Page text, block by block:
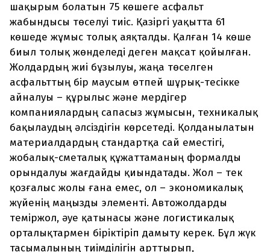
шақырым болатын 75 көшеге асфальт
жабындысы төселуі тиіс. Қазіргі уақытта 61
көшеде жұмыс толық аяқталды. Қалған 14 көше
биыл толық жөнделеді деген мақсат қойылған.
Жолдардың жиі бұзылуы, жаңа төселген
асфальттың бір маусым өтпей шұрық-тесікке
айналуы – құрылыс және мердігер
компаниялардың сапасыз жұмысын, техникалық
бақылаудың әлсіздігін көрсетеді. Қолданылатын
материалдардың стандартқа сай еместігі,
жобалық-сметалық құжаттаманың формалды
орындалуы жағдайды қиындатады. Жол – тек
қозғалыс жолы ғана емес, ол – экономикалық
жүйенің маңызды элементі. Автожолдарды
теміржол, әуе қатынасы және логистикалық
орталықтармен біріктіріп дамыту керек. Бұл жүк
тасымалының тиімділігін арттырып,